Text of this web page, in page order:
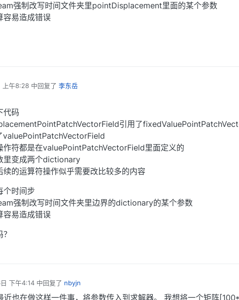
强制改写时间文件夹里pointDisplacement里面的某个参数
容易造成错误
上午8:28 中回复了 李东岳
代码
引用了
valuePointPatchVectorField
作符都是在valuePointPatchVectorField里面定义的
里变成两个dictionary
续的运算符操作似乎需要改比较多的内容
个时间步
强制改写时间文件夹里边界的dictionary的某个参数
容易造成错误
下午4:14 中回复了 nbyjn
近也在做这样一件事，将参数传入到求解器。 我想将一个矩阵